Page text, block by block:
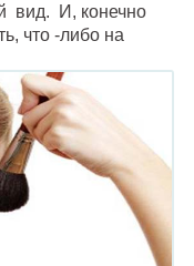
вид. И, конечно
что -либо на